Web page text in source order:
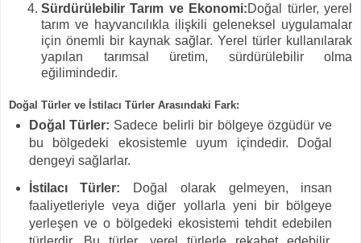
Sürdürülebilir Tarım ve Ekonomi:Doğal türler, yerel
tarım ve hayvancılıkla ilişkili geleneksel uygulamalar
için önemli bir kaynak sağlar. Yerel türler kullanılarak
yapılan tarımsal üretim, sürdürülebilir olma
eğilimindedir.
Doğal Türler ve İstilacı Türler Arasındaki Fark:
Doğal Türler: Sadece belirli bir bölgeye özgüdür ve
bu bölgedeki ekosistemle uyum içindedir. Doğal
dengeyi sağlarlar.
İstilacı Türler: Doğal olarak gelmeyen, insan
faaliyetleriyle veya diğer yollarla yeni bir bölgeye
yerleşen ve o bölgedeki ekosistemi tehdit edebilen